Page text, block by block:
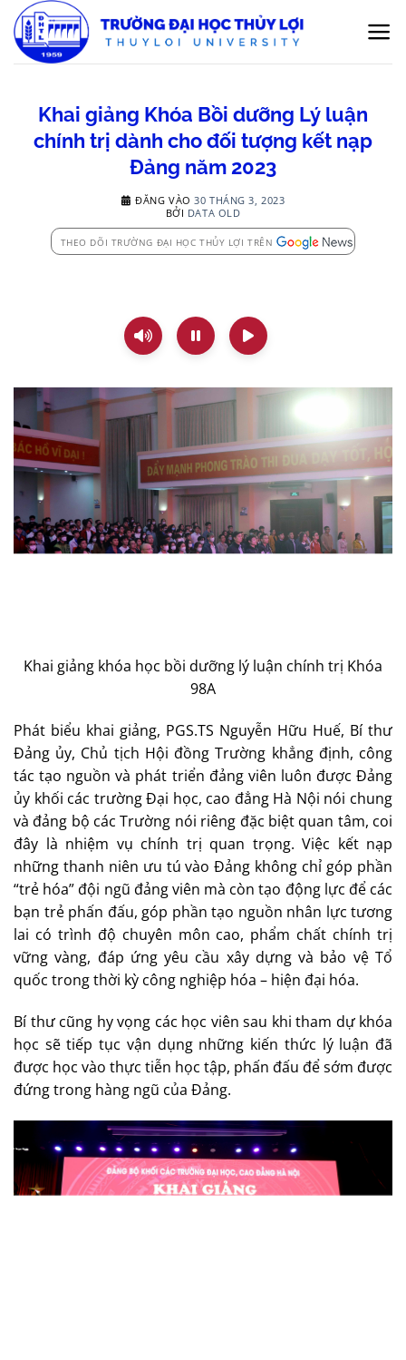
qua
nội
Khai giảng Khóa Bồi dưỡng Lý luận
chính trị dành cho đối tượng kết nạp
Đảng năm 2023
ĐĂNG VÀO30 THÁNG 3, 2023
BỞI DATA OLD
THEO DÕI TRƯỜNG ĐẠI HỌC THỦY LỢI TRÊN
Khai giảng khóa học bồi dưỡng lý luận chính trị Khóa
98A
Phát biểu khai giảng, PGS.TS Nguyễn Hữu Huế, Bí thư
Đảng ủy, Chủ tịch Hội đồng Trường khẳng định, công
tác tạo nguồn và phát triển đảng viên luôn được Đảng
ủy khối các trường Đại học, cao đẳng Hà Nội nói chung
và đảng bộ các Trường nói riêng đặc biệt quan tâm, coi
đây là nhiệm vụ chính trị quan trọng. Việc kết nạp
những thanh niên ưu tú vào Đảng không chỉ góp phần
“trẻ hóa” đội ngũ đảng viên mà còn tạo động lực để các
bạn trẻ phấn đấu, góp phần tạo nguồn nhân lực tương
lai có trình độ chuyên môn cao, phẩm chất chính trị
vững vàng, đáp ứng yêu cầu xây dựng và bảo vệ Tổ
quốc trong thời kỳ công nghiệp hóa – hiện đại hóa.
Bí thư cũng hy vọng các học viên sau khi tham dự khóa
học sẽ tiếp tục vận dụng những kiến thức lý luận đã
được học vào thực tiễn học tập, phấn đấu để sớm được
đứng trong hàng ngũ của Đảng.